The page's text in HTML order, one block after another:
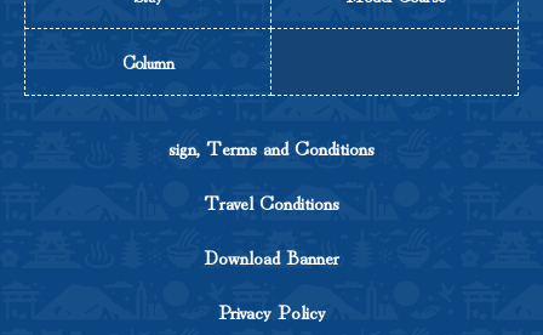
Column
sign, Terms and Conditions
Travel Conditions
Download Banner
Privacy Policy